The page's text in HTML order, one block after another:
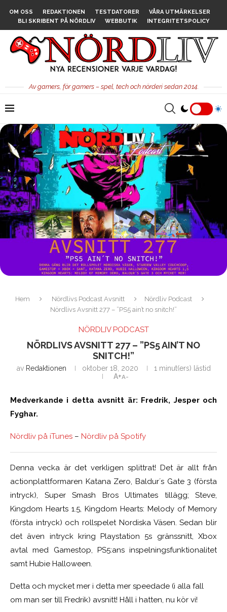
OM OSS REDAKTIONEN TESTDATORER
VÅRA UTMÄRKELSER
BLI SKRIBENT PÅ NÖRDLIV
WEBBUTIK INTEGRITETSPOLICY
Av gamers, för gamers – spel, tech och nörderi sedan 2014.
Hem Nördlivs Podcast Avsnitt
Nördliv Podcast
Nördlivs Avsnitt 277 – ”PS5 ain’t no snitch!”
NÖRDLIV PODCAST
NÖRDLIVS AVSNITT 277 – ”PS5 AIN’T NO
SNITCH!”
av Redaktionen oktober 18, 2020
1 minut(ers) lästid
A+A-
Medverkande i detta avsnitt är: Fredrik, Jesper och
Fyghar.
Nördliv på iTunes – Nördliv på Spotify
Denna vecka är det verkligen splittrat! Det är allt från
actionplattformaren Katana Zero, Baldur´s Gate 3 (första
intryck), Super Smash Bros Ultimates tillägg; Steve,
Kingdom Hearts 1.5, Kingdom Hearts: Melody of Memory
(första intryck) och rollspelet Nordiska Väsen. Sedan blir
det även intryck kring Playstation 5s gränssnitt, Xbox
avtal med Gamestop, PS5:ans inspelningsfunktionalitet
samt Hubie Halloween.
Detta och mycket mer i detta mer speedade (i alla fall
om man ser till Fredrik) avsnitt! Håll i hatten, nu kör vi!